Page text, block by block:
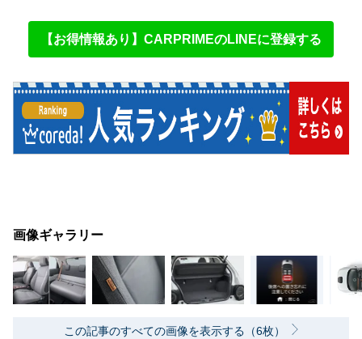
【お得情報あり】CARPRIMEのLINEに登録する
画像ギャラリー
この記事のすべての画像を表示する（6枚）